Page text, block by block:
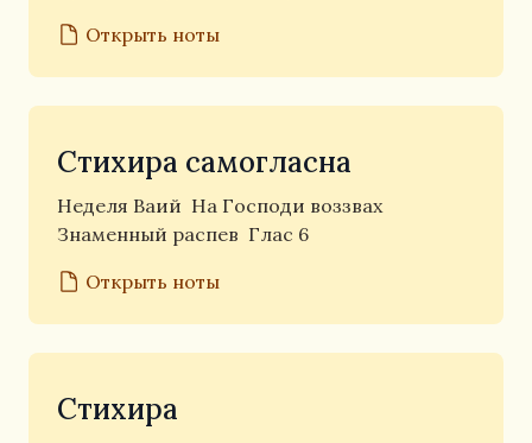
Открыть ноты
Стихира самогласна
Неделя Ваий На Господи воззвах
Знаменный распев Глас 6
Открыть ноты
Стихира